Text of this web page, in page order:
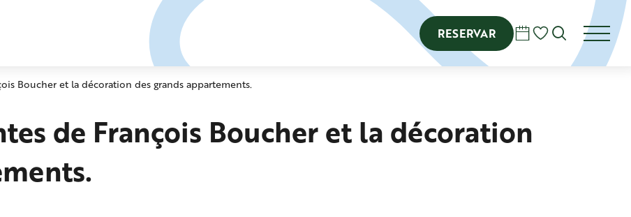
RESERVAR
Voir les favoris
Buscar
Boucher et la décoration des grands appartements.
de François Boucher et la décoration